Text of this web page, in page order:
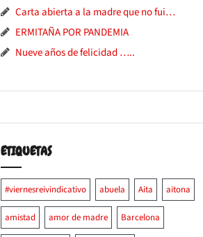
Carta abierta a la madre que no fui…
ERMITAÑA POR PANDEMIA
Nueve años de felicidad …..
ETIQUETAS
#viernesreivindicativo abuela Aita aitona
amistad amor de madre Barcelona